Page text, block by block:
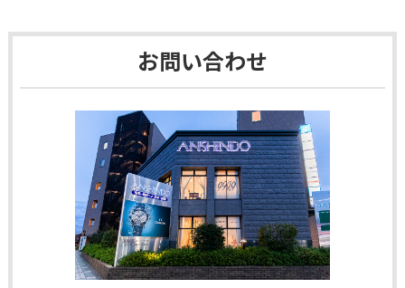
お問い合わせ